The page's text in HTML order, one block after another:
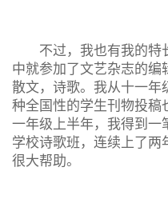
不过，我也有我的特
中就参加了文艺杂志的
散文，诗歌。我从十一
种全国性的学生刊物投
一年级上半年，我得到一
学校诗歌班，连续上了
很大帮助。